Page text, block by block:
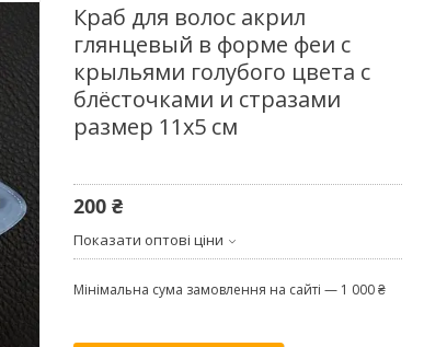
Краб для волоc акрил
глянцевый в форме феи с
крыльями голубого цвета с
блёсточками и стразами
размер 11х5 см
200 ₴
Показати оптові ціни
Мінімальна сума замовлення на сайті — 1 000 ₴